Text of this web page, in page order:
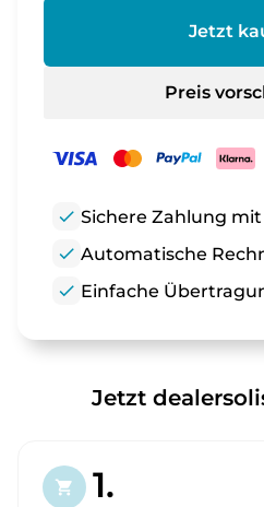
Jetzt
Preis
check Sichere Zahlung
check Automatische
check Einfache
Jetzt
shopping_cart 1.